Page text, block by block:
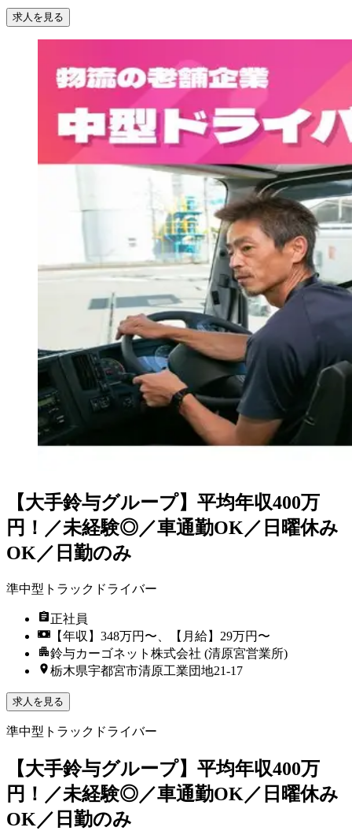
求人を見る
【大手鈴与グループ】平均年収400万
円！／未経験◎／車通勤OK／日曜休み
OK／日勤のみ
準中型トラックドライバー
正社員
【年収】348万円〜、【月給】29万円〜
鈴与カーゴネット株式会社 (清原宮営業所)
栃木県宇都宮市清原工業団地21-17
求人を見る
準中型トラックドライバー
【大手鈴与グループ】平均年収400万
円！／未経験◎／車通勤OK／日曜休み
OK／日勤のみ